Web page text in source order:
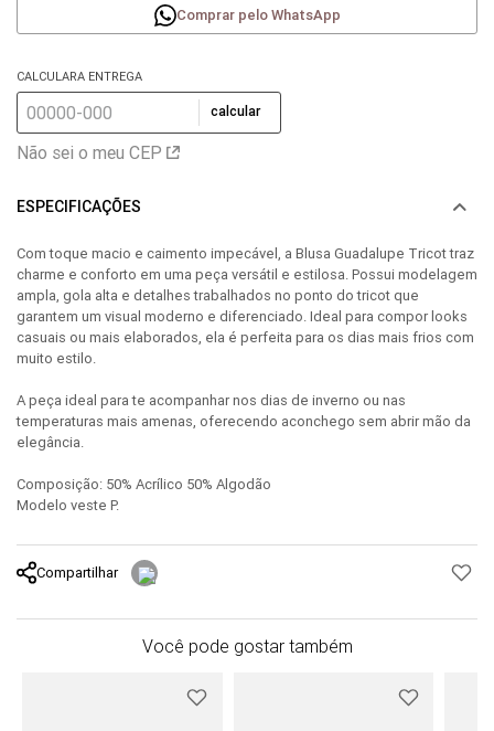
Comprar pelo WhatsApp
CALCULARA ENTREGA
calcular
Não sei o meu CEP
ESPECIFICAÇÕES
Com toque macio e caimento impecável, a Blusa Guadalupe Tricot traz
charme e conforto em uma peça versátil e estilosa. Possui modelagem
ampla, gola alta e detalhes trabalhados no ponto do tricot que
garantem um visual moderno e diferenciado. Ideal para compor looks
casuais ou mais elaborados, ela é perfeita para os dias mais frios com
muito estilo.
A peça ideal para te acompanhar nos dias de inverno ou nas
temperaturas mais amenas, oferecendo aconchego sem abrir mão da
elegância.
Composição: 50% Acrílico 50% Algodão
Modelo veste P.
Compartilhar
Você pode gostar também